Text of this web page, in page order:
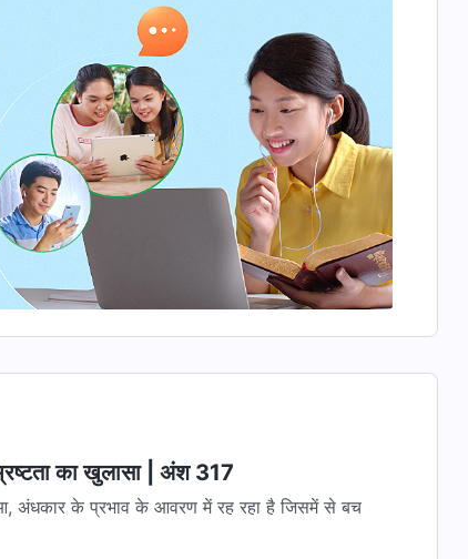
का खुलासा | अंश 317
अंधकार के प्रभाव के आवरण में रह रहा है जिसमें से बच